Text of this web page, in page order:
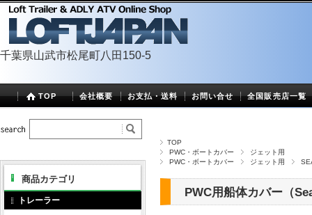
千葉県山武市松尾町八田150-5
TOP 会社概要 お支払・送料 お問い合せ 全国販売店一覧
TOP
PWC・ボートカバー
ジェット用
PWC・ボートカバー
ジェット用
PWC用船体カバー（
商品カテゴリ
トレーラー